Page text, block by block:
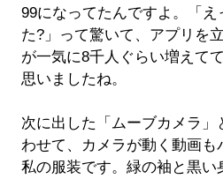
99になってたんですよ。「え
た?」って驚いて、アプリを
が一気に8千人ぐらい増えて
思いましたね。
次に出した「ムーブカメラ」
わせて、カメラが動く動画も
私の服装です。緑の袖と黒い